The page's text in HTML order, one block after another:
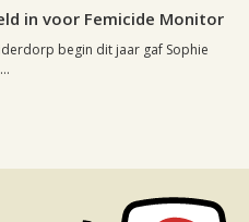
in voor Femicide Monitor
begin dit jaar gaf Sophie